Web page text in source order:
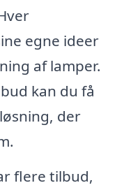
egne ideer
af lamper.
kan du få
der
flere tilbud,